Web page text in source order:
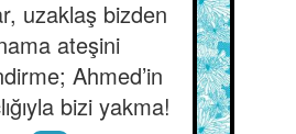
uzaklaş bizden
ateşini
Ahmed’in
bizi yakma!